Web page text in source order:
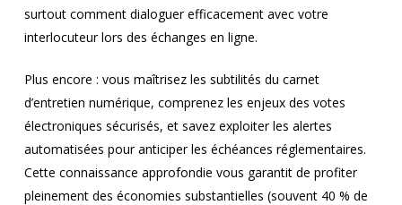
surtout comment dialoguer efficacement avec votre
interlocuteur lors des échanges en ligne.
Plus encore : vous maîtrisez les subtilités du carnet
d’entretien numérique, comprenez les enjeux des votes
électroniques sécurisés, et savez exploiter les alertes
automatisées pour anticiper les échéances réglementaires.
Cette connaissance approfondie vous garantit de profiter
pleinement des économies substantielles (souvent 40 % de